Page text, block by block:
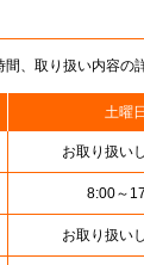
、取り扱い内容の
土曜日
お取り扱い
8:00～
お取り扱い